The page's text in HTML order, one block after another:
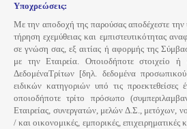
Υποχρεώσεις:
Με την αποδοχή της παρούσας αποδέχεστε
τήρηση εχεμύθειας και εμπιστευτικότητας
σε γνώση σας, εξ αιτίας ή αφορμής της
με την Εταιρεία. Οποιοδήποτε στοιχείο
ΔεδομέναΤρίτων [δηλ. δεδομένα
ειδικών κατηγοριών υπό τις προεκτεθείσες
οποιοδήποτε τρίτο πρόσωπο
Εταιρείας, συνεργατών, μελών Δ.Σ., μετόχων,
/ και οικονομικές, εμπορικές, επιχειρηματικές